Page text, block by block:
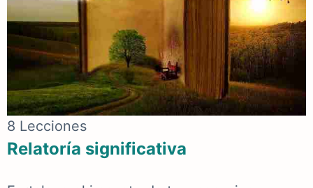
8 Lecciones
Relatoría significativa